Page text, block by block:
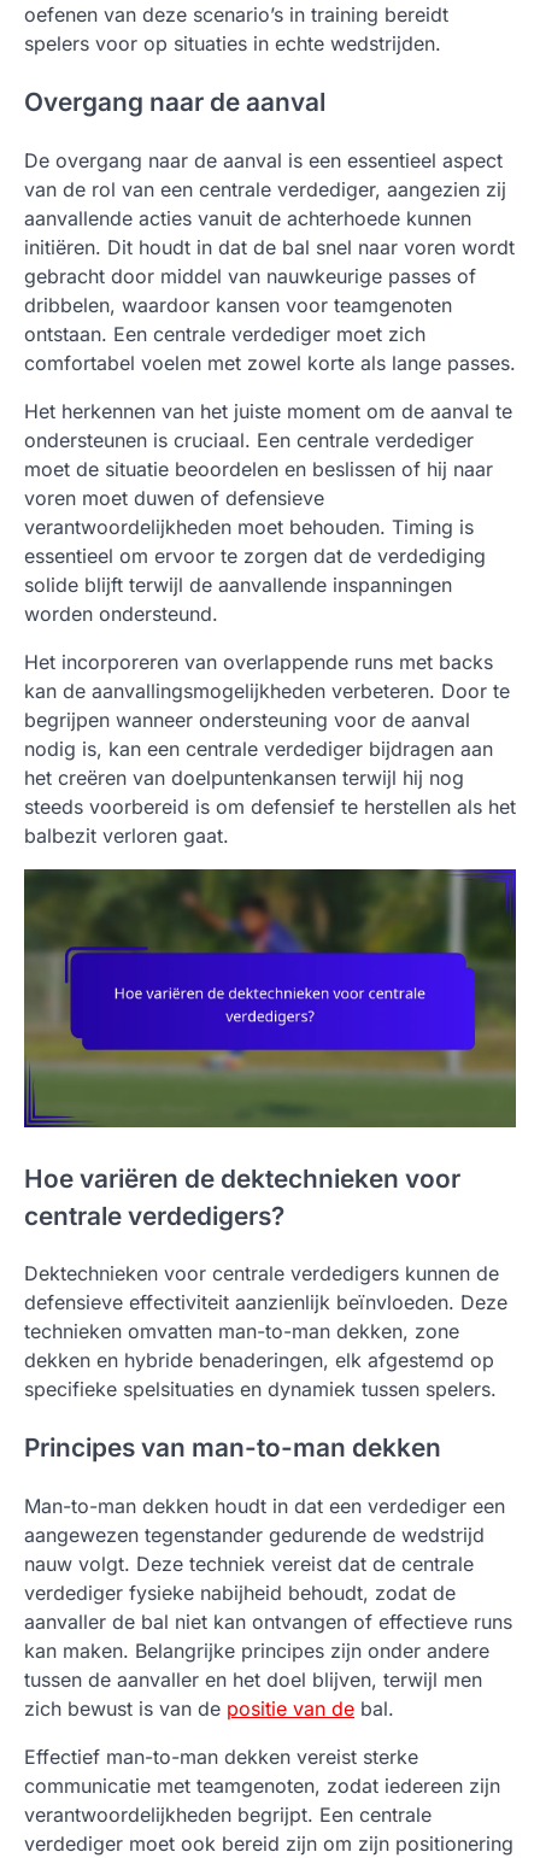
oefenen van deze scenario’s in training bereidt
spelers voor op situaties in echte wedstrijden.
Overgang naar de aanval
De overgang naar de aanval is een essentieel aspect
van de rol van een centrale verdediger, aangezien zij
aanvallende acties vanuit de achterhoede kunnen
initiëren. Dit houdt in dat de bal snel naar voren wordt
gebracht door middel van nauwkeurige passes of
dribbelen, waardoor kansen voor teamgenoten
ontstaan. Een centrale verdediger moet zich
comfortabel voelen met zowel korte als lange passes.
Het herkennen van het juiste moment om de aanval te
ondersteunen is cruciaal. Een centrale verdediger
moet de situatie beoordelen en beslissen of hij naar
voren moet duwen of defensieve
verantwoordelijkheden moet behouden. Timing is
essentieel om ervoor te zorgen dat de verdediging
solide blijft terwijl de aanvallende inspanningen
worden ondersteund.
Het incorporeren van overlappende runs met backs
kan de aanvallingsmogelijkheden verbeteren. Door te
begrijpen wanneer ondersteuning voor de aanval
nodig is, kan een centrale verdediger bijdragen aan
het creëren van doelpuntenkansen terwijl hij nog
steeds voorbereid is om defensief te herstellen als het
balbezit verloren gaat.
Hoe variëren de dektechnieken voor
centrale verdedigers?
Dektechnieken voor centrale verdedigers kunnen de
defensieve effectiviteit aanzienlijk beïnvloeden. Deze
technieken omvatten man-to-man dekken, zone
dekken en hybride benaderingen, elk afgestemd op
specifieke spelsituaties en dynamiek tussen spelers.
Principes van man-to-man dekken
Man-to-man dekken houdt in dat een verdediger een
aangewezen tegenstander gedurende de wedstrijd
nauw volgt. Deze techniek vereist dat de centrale
verdediger fysieke nabijheid behoudt, zodat de
aanvaller de bal niet kan ontvangen of effectieve runs
kan maken. Belangrijke principes zijn onder andere
tussen de aanvaller en het doel blijven, terwijl men
zich bewust is van de positie van de bal.
Effectief man-to-man dekken vereist sterke
communicatie met teamgenoten, zodat iedereen zijn
verantwoordelijkheden begrijpt. Een centrale
verdediger moet ook bereid zijn om zijn positionering